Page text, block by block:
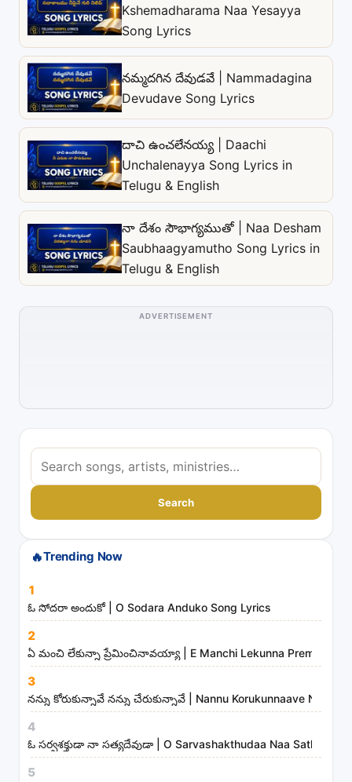
Kshemadharama Naa Yesayya
Song Lyrics
నమ్మదగిన దేవుడవే | Nammadagina
Devudave Song Lyrics
దాచి ఉంచలేనయ్య | Daachi
Unchalenayya Song Lyrics in
Telugu & English
నా దేశం సౌభాగ్యముతో | Naa Desham
Saubhaagyamutho Song Lyrics in
Telugu & English
ADVERTISEMENT
S
e
r
h
o
n
g
s
,
a
r
t
Search
🔥Trending Now
1
ఓ సోదరా అందుకో | O Sodara Anduko Song Lyrics
2
ఏ మంచి లేకున్నా ప్రేమించినావయ్యా | E Manchi Lekunna
3
నన్ను కోరుకున్నావే నన్ను చేరుకున్నావే | Nannu Korukunnaave Nannu
4
ఓ సర్వశక్తుడా నా సత్యదేవుడా | O Sarvashakthudaa Naa
5